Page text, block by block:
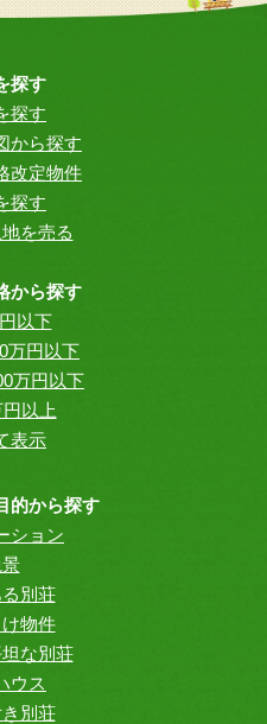
探す
探す
から探す
改定物件
探す
を売る
から探す
以下
万円以下
万円以下
以上
表示
的から探す
ション
別荘
物件
な別荘
ウス
別荘